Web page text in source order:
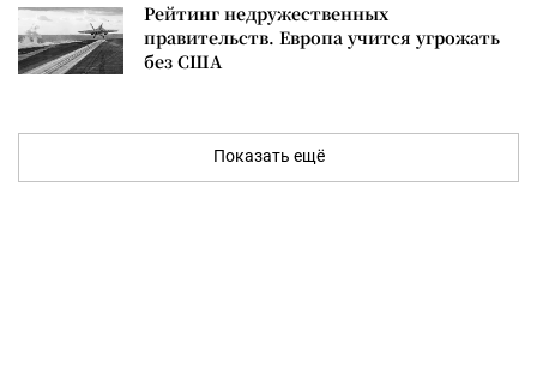
Рейтинг недружественных
правительств. Европа учится угрожать
без США
Показать ещё